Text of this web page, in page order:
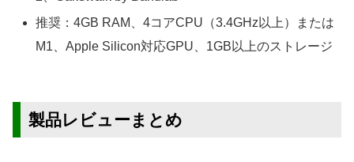
推奨：4GB RAM、4コアCPU（3.4GHz以上）または
M1、Apple Silicon対応GPU、1GB以上のストレージ
製品レビューまとめ